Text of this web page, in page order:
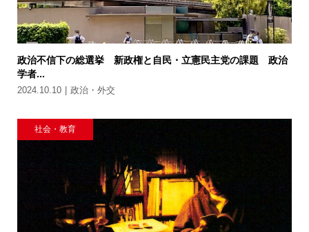
政治不信下の総選挙 新政権と自民・立憲民主党の課題 政治
学者...
2024.10.10 政治・外交
社会・教育